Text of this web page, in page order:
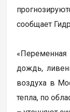
сообщает
дождь,
воздуха в
тепла, по